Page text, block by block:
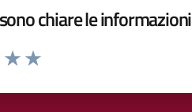
chiare le
5 stelle la pagina